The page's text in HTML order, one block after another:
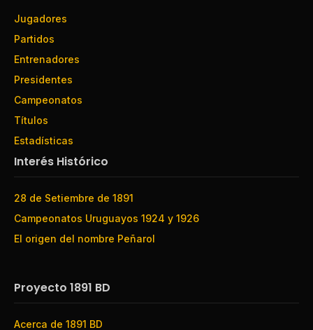
Jugadores
Partidos
Entrenadores
Presidentes
Campeonatos
Títulos
Estadísticas
Interés Histórico
28 de Setiembre de 1891
Campeonatos Uruguayos 1924 y 1926
El origen del nombre Peñarol
Proyecto 1891 BD
Acerca de 1891 BD